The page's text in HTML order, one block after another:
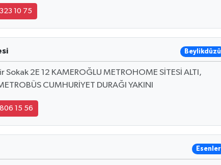
10 75
Beylikdüzü
2E 12 KAMEROĞLU METROHOME SİTESİ ALTI,
CUMHURİYET DURAĞI YAKINI
15 56
Esenler